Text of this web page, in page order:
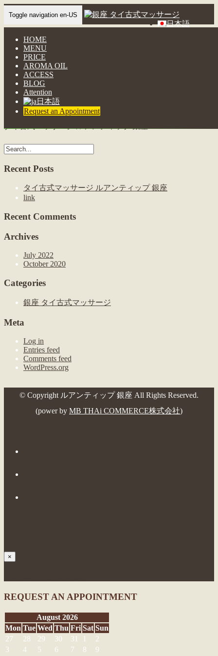
日本語
Toggle navigation en-US
HOME
MENU
PRICE
AROMA OIL
ACCESS
BLOG
Attention
日本語
Request an Appointment
タイ古式マッサージ ルアンティップ
銀座
--タイ古…
Recent Posts
タイ古式マッサージ ルアンティップ 銀座
link
Recent Comments
Archives
July 2022
October 2020
Categories
銀座 タイ古式マッサージ
Meta
Log in
Entries feed
Comments feed
WordPress.org
© Copyright ルアンティップ 銀座 All Rights Reserved.
(power by MB THAi COMMERCE株式会社)
×
REQUEST AN APPOINTMENT
August 2026
Mon Tue Wed Thu Fri Sat Sun
27
28 29 30 31 1
2
3
4 5 6 7 8
9